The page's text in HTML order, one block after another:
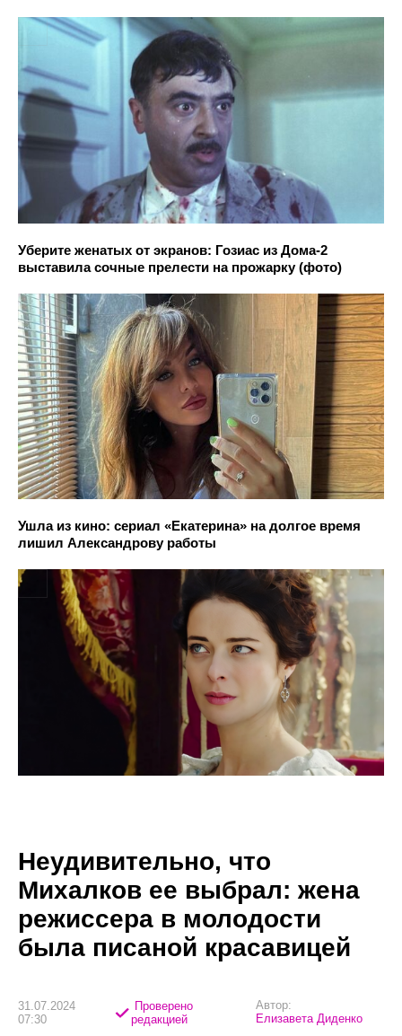
Уберите женатых от экранов: Гозиас из Дома-2
выставила сочные прелести на прожарку (фото)
Ушла из кино: сериал «Екатерина» на долгое время
лишил Александрову работы
Неудивительно, что
Михалков ее выбрал: жена
режиссера в молодости
была писаной красавицей
31.07.2024
07:30
Проверено
редакцией
Автор:
Елизавета Диденко